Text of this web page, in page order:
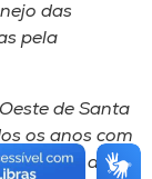
das
pela
de Santa
os anos com
de